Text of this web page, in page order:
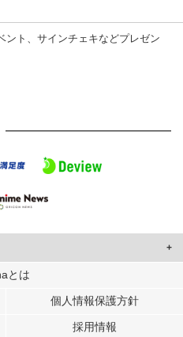
ント、サインチェキなどプレゼン
ーザーに合わせたコンテンツや広告の
ートナーに提供しています。
とは
個人情報保護方針
採用情報